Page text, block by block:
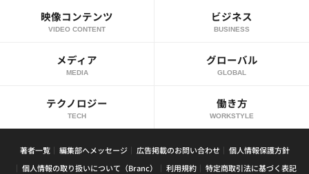
映像コンテンツ
VIDEO CONTENT
ビジネス
BUSINESS
メディア
MEDIA
グローバル
GLOBAL
テクノロジー
TECH
働き方
WORKSTYLE
著者一覧 編集部へメッセージ 広告掲載のお問い合わせ
個人情報保護方針
個人情報の取り扱いについて（Branc）
利用規約 特定商取引法に基づく表記